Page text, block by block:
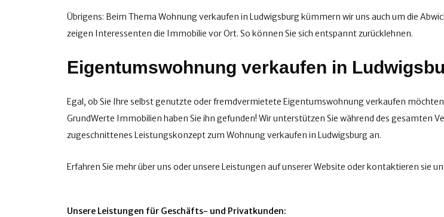
Übrigens: Beim Thema Wohnung verkaufen in Ludwigsburg kümmern wir uns auch um die
zeigen Interessenten die Immobilie vor Ort. So können Sie sich entspannt zurücklehnen.
Eigentumswohnung verkaufen in
Egal, ob Sie Ihre selbst genutzte oder fremdvermietete Eigentumswohnung verkaufen
GrundWerte Immobilien haben Sie ihn gefunden! Wir unterstützen Sie während des gesamten
zugeschnittenes Leistungskonzept zum Wohnung verkaufen in Ludwigsburg an.
Erfahren Sie mehr über uns oder unsere Leistungen auf unserer Website oder kontaktieren sie
Unsere Leistungen für Geschäfts- und Privatkunden: